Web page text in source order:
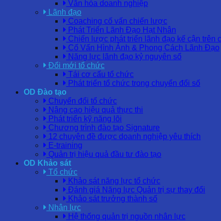
Văn hóa doanh nghiệp
Lãnh đạo
Coaching cố vấn chiến lược
Phát Triển Lãnh Đạo Hạt Nhân
Chiến lược phát triển lãnh đạo kế cận trên
Cố Vấn Hình Ảnh & Phong Cách Lãnh Đạo
Năng lực lãnh đạo kỷ nguyên số
Đổi mới tổ chức
Tái cơ cấu tổ chức
Phát triển tổ chức trong chuyển đổi số
OD Đào tạo
Chuyển đổi tổ chức
Nâng cao hiệu quả thực thi
Phát triển kỹ năng lõi
Chương trình đào tạo Signature
12 chuyên đề được doanh nghiệp yêu thích
E-training
Quản trị hiệu quả đầu tư đào tạo
OD Khảo sát
Tổ chức
Khảo sát năng lực tổ chức
Đánh giá Năng lực Quản trị sự thay đổi
Khảo sát trưởng thành số
Nhân lực
Hệ thống quản trị nguồn nhân lực